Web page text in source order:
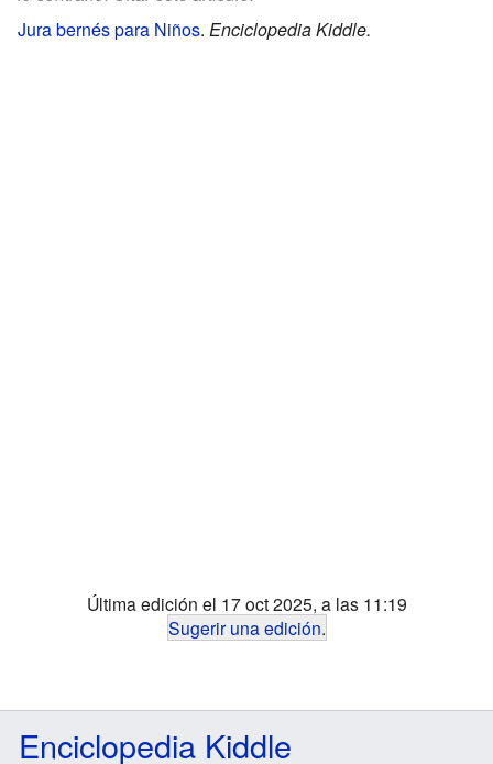
Jura bernés para Niños. Enciclopedia Kiddle.
Última edición el 17 oct 2025, a las 11:19
Sugerir una edición.
Enciclopedia Kiddle